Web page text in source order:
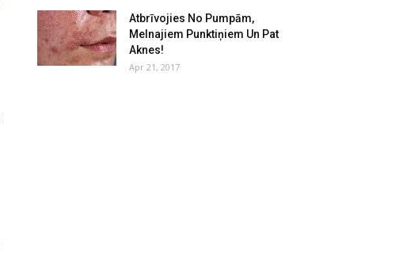
Atbrīvojies No Pumpām,
Melnajiem Punktiņiem Un Pat
Aknes!
Apr 21, 2017